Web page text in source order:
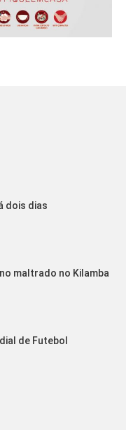
dois dias
maltrado no Kilamba
de Futebol